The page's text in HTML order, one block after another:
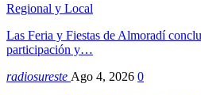
Regional y Local
Las Feria y Fiestas de Almoradí
participación y…
radiosureste Ago 4, 2026 0